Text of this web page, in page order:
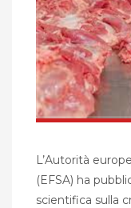
L’Autorità
(EFSA) ha
scientifica sulla